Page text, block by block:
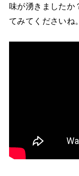
味が湧きましたか
てみてくださいね。